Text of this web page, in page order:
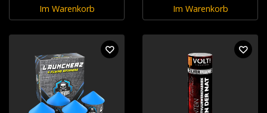
Im Warenkorb Im Warenkorb